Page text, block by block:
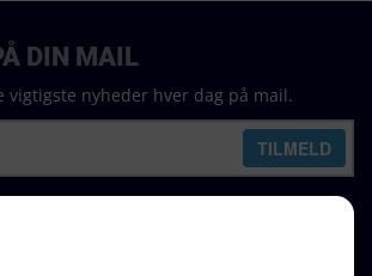
DIN MAIL
vigtigste nyheder hver dag på mail.